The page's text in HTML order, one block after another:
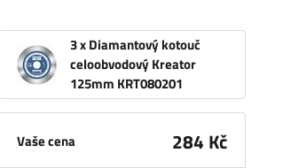
3 x Diamantový kotouč
celoobvodový Kreator
125mm KRT080201
Vaše cena 284 Kč